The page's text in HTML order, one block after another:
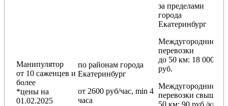
Манипулятор
от 10 саженцев и
более
*цены на
01.02.2025
по районам города
Екатеринбург
от 2600 руб/час, min 4
часа
за пределами
города
Екатеринбург
Междугородние
перевозки
до 50 км: 18 000
руб.
Междугородние
перевозки свыше